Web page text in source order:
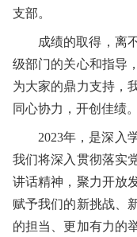
支部。
成绩的取得，离
级部门的关心和指导
为大家的鼎力支持，
同心协力，开创佳绩。
2023年，是深入
我们将深入贯彻落实
讲话精神，聚力开放
赋予我们的新挑战、
的担当、更加有力的